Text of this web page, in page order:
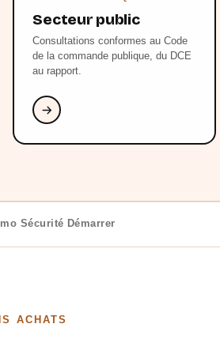
Secteur public
Consultations conformes au Code
de la commande publique, du DCE
au rapport.
Sécurité Démarrer
ACHATS